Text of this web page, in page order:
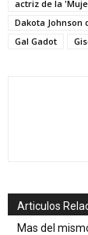
actriz de la
Dakota Johnson
Gal Gadot
Articulos
Mas del